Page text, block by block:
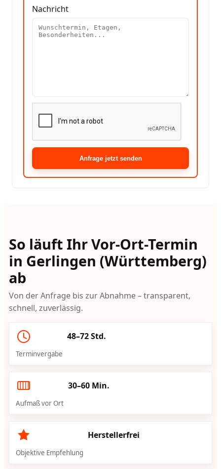
Nachricht
Anfrage jetzt senden
So läuft Ihr Vor-Ort-Termin
in Gerlingen (Württemberg)
ab
Von der Anfrage bis zur Abnahme – transparent,
schnell, zuverlässig.
48–72 Std.
Terminvergabe
30–60 Min.
Aufmaß vor Ort
Herstellerfrei
Objektive Empfehlung